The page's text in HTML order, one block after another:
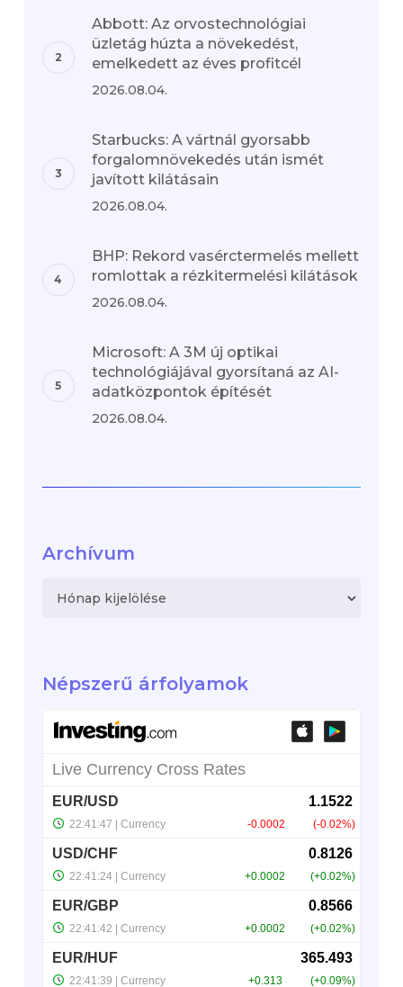
Abbott: Az orvostechnológiai
üzletág húzta a növekedést,
emelkedett az éves profitcél
2026.08.04.
Starbucks: A vártnál gyorsabb
forgalomnövekedés után ismét
javított kilátásain
2026.08.04.
BHP: Rekord vasérctermelés mellett
romlottak a rézkitermelési kilátások
2026.08.04.
Microsoft: A 3M új optikai
technológiájával gyorsítaná az AI-
adatközpontok építését
2026.08.04.
Archívum
Népszerű árfolyamok